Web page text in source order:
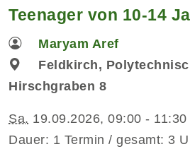
Teenager von 10-14
Maryam Aref
Feldkirch,
Hirschgraben 8
Sa. 19.09.2026, 09:00 - 11:30
Dauer: 1 Termin / gesamt: 3